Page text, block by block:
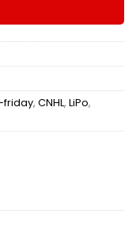
friday, CNHL, LiPo,